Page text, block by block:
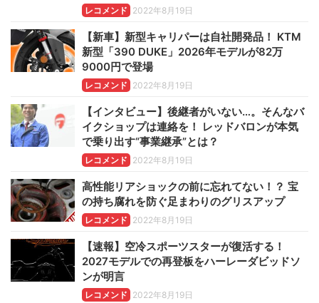
レコメンド 2022年8月19日
【新車】新型キャリパーは自社開発品！ KTM
新型「390 DUKE」2026年モデルが82万
9000円で登場
レコメンド 2022年8月19日
【インタビュー】後継者がいない…。そんなバ
イクショップは連絡を！ レッドバロンが本気
で乗り出す“事業継承”とは？
レコメンド 2022年8月19日
高性能リアショックの前に忘れてない！？ 宝
の持ち腐れを防ぐ足まわりのグリスアップ
レコメンド 2022年8月19日
【速報】空冷スポーツスターが復活する！
2027モデルでの再登板をハーレーダビッドソ
ンが明言
レコメンド 2022年8月19日